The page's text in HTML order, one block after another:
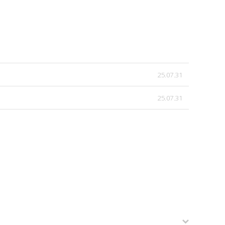
25.07.31
25.07.31